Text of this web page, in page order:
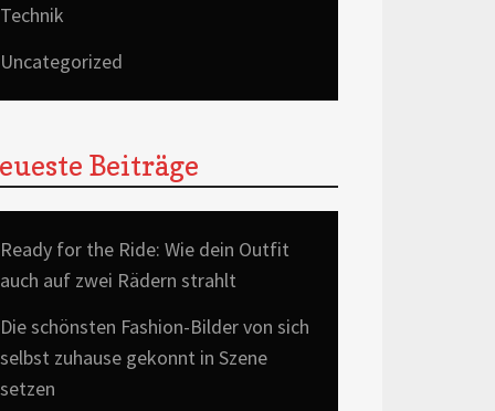
Technik
Uncategorized
Beiträge
Ready for the Ride: Wie dein Outfit
auch auf zwei Rädern strahlt
Die schönsten Fashion-Bilder von sich
selbst zuhause gekonnt in Szene
setzen